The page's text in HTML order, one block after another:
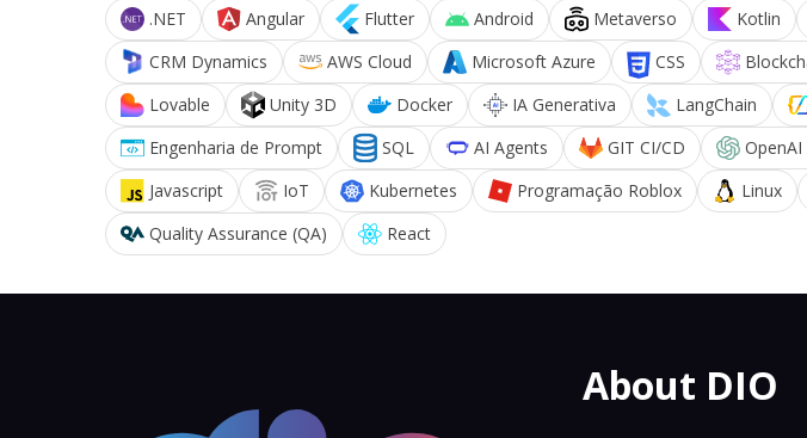
.NET Angular Flutter Android Metaverso Kotlin
CRM Dynamics
AWS Cloud Microsoft Azure CSS
Lovable
Unity 3D Docker IA Generativa LangChain
Engenharia de Prompt
SQL AI Agents GIT CI/CD OpenAI
Javascript
IoT Kubernetes Programação Roblox Linux
Quality Assurance (QA)
React
About DIO